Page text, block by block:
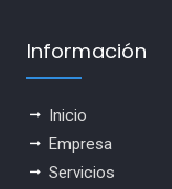
Información
Inicio
Empresa
Servicios